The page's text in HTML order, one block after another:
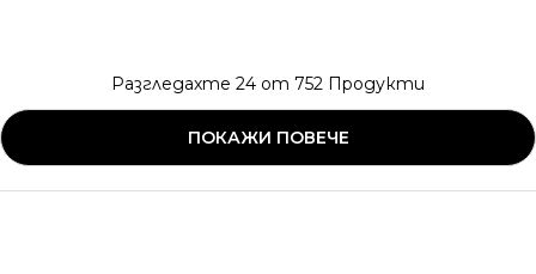
Разгледахте 24 от 752 Продукти
ПОКАЖИ ПОВЕЧЕ